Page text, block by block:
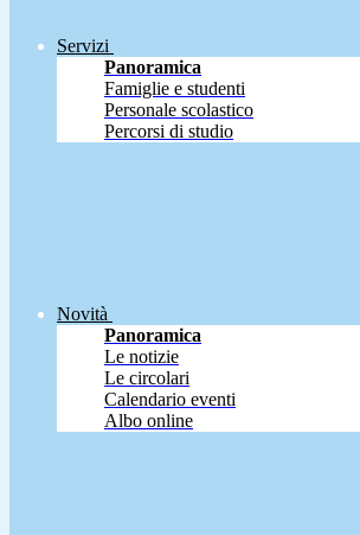
Servizi
Panoramica
Famiglie e studenti
Personale scolastico
Percorsi di studio
Novità
Panoramica
Le notizie
Le circolari
Calendario eventi
Albo online